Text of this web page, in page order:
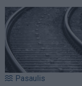
Pasaulis